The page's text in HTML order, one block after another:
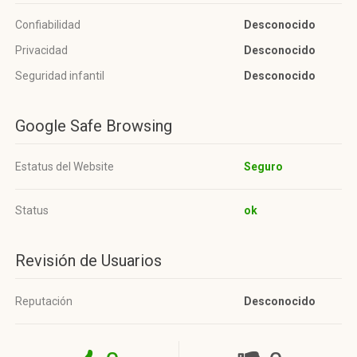
Confiabilidad
Desconocido
Privacidad
Desconocido
Seguridad infantil
Desconocido
Google Safe Browsing
Estatus del Website Seguro
Status ok
Revisión de Usuarios
Reputación Desconocido